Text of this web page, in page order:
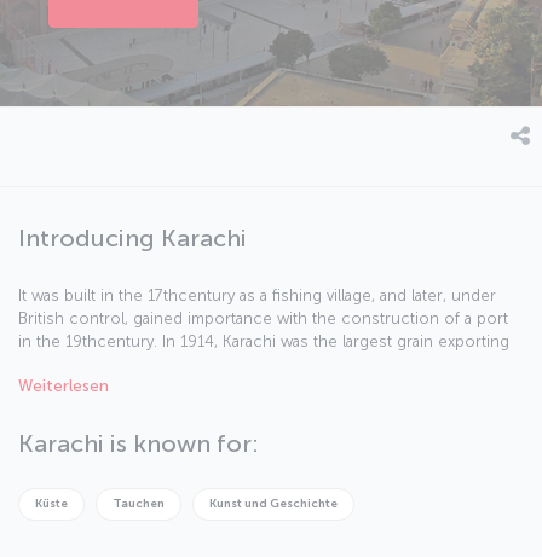
Introducing Karachi
It was built in the 17thcentury as a fishing village, and later, under
British control, gained importance with the construction of a port
in the 19thcentury. In 1914, Karachi was the largest grain exporting
the city into an important trade center. When Karachi gained
Today, Karachi is a major tourist destination and this mystical city is
an exclusive vacation destination with its modern streets and
Weiterlesen
Karachi is known for:
Küste Tauchen Kunst und Geschichte